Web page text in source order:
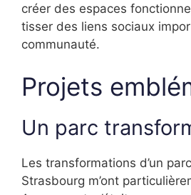
créer des espaces
tisser des liens sociaux
communauté.
Projets
Un parc
Les transformations d’un
Strasbourg m’ont